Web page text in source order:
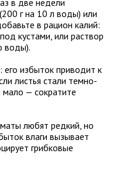
в две недели
г на 10 л воды) или
в рацион калий:
кустами, или раствор
воды).
избыток приводит к
листья стали темно-
мало — сократите
любят редкий, но
влаги вызывает
грибковые